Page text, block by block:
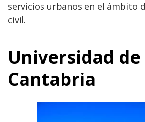
servicios urbanos en el ámbito
civil.
Universidad de
Cantabria